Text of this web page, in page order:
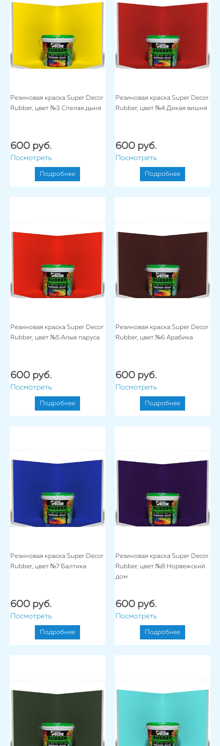
Резиновая краска Super Decor
Rubber, цвет №3 Спелая дыня
600 руб.
Посмотреть
Подробнее
Резиновая краска Super Decor
Rubber, цвет №4 Дикая вишня
600 руб.
Посмотреть
Подробнее
Резиновая краска Super Decor
Rubber, цвет №5 Алые паруса
600 руб.
Посмотреть
Подробнее
Резиновая краска Super Decor
Rubber, цвет №6 Арабика
600 руб.
Посмотреть
Подробнее
Резиновая краска Super Decor
Rubber, цвет №7 Балтика
600 руб.
Посмотреть
Подробнее
Резиновая краска Super Decor
Rubber, цвет №8 Норвежский
дом
600 руб.
Посмотреть
Подробнее